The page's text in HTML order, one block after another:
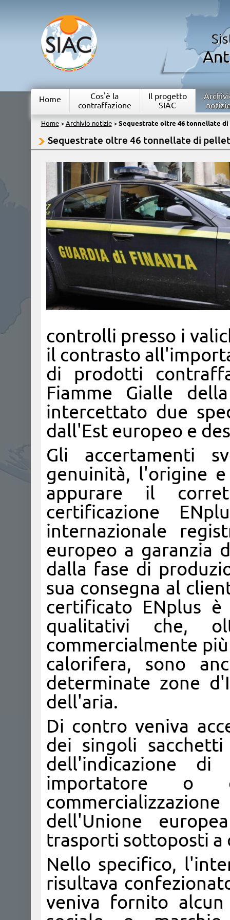
Home
Cos'è la
contraffazione
Il progetto
SIAC
Home> Archivio notizie> Sequestrate oltre 46 tonnellate di
Sequestrate oltre 46 tonnellate di
controlli presso i
il contrasto
di prodotti
Fiamme Gialle
intercettato due
dall'Est europeo e
Gli accertamenti
genuinità, l'origine
appurare il
certificazione
internazionale
europeo a garanzia
dalla fase di
sua consegna al
certificato ENplus è
qualitativi che,
commercialmente
calorifera, sono
determinate zone
dell'aria.
Di contro veniva
dei singoli
dell'indicazione
importatore o
dell'Unione
trasporti sottoposti a
Nello specifico,
risultava
veniva fornito